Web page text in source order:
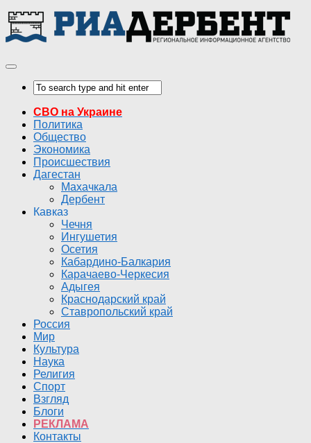
СВО на Украине
Политика
Общество
Экономика
Происшествия
Дагестан
Махачкала
Дербент
Кавказ
Чечня
Ингушетия
Осетия
Кабардино-Балкария
Карачаево-Черкесия
Адыгея
Краснодарский край
Ставропольский край
Россия
Мир
Культура
Наука
Религия
Спорт
Взгляд
Блоги
РЕКЛАМА
Контакты